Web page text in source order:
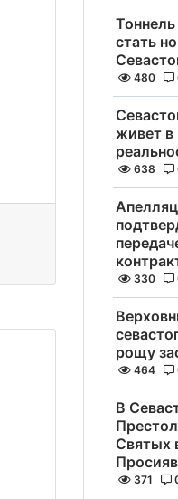
стать
480
живет в
638
330
рощу
464
В
Святых
371